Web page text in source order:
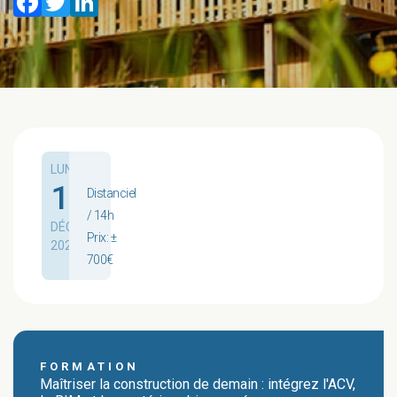
LUN.
14
DÉC.
2026
Distanciel
/ 14h
Prix: ±
700€
FORMATION
Maîtriser la construction de demain : intégrez l'ACV,